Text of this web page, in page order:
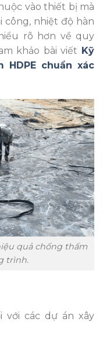
vào thiết bị mà
nhiệt độ hàn
rõ hơn về quy
khảo bài viết Kỹ
chuẩn xác
quả chống thấm
trình.
các dự án xây